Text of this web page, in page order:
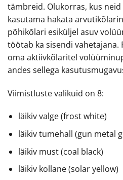
tämbreid. Olukorras, kus
kasutama hakata
põhikõlari esiküljel asuv
töötab ka sisendi
oma aktiivkõlaritel
andes sellega
Viimistluste valikuid on 8:
läikiv valge (frost white)
läikiv tumehall (gun metal
läikiv must (coal black)
läikiv kollane (solar yellow)